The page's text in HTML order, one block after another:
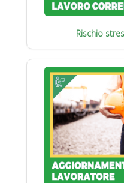
Rischio